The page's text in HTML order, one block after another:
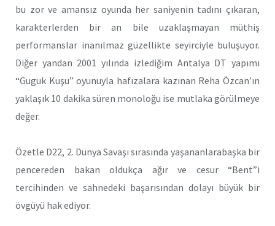
bu zor ve amansız oyunda her saniyenin tadını çıkaran,
karakterlerden bir an bile uzaklaşmayan müthiş
performanslar inanılmaz güzellikte seyirciyle buluşuyor.
Diğer yandan 2001 yılında izlediğim Antalya DT yapımı
“Guguk Kuşu” oyunuyla hafızalara kazınan Reha Özcan’ın
yaklaşık 10 dakika süren monoloğu ise mutlaka görülmeye
değer.
Özetle D22, 2. Dünya Savaşı sırasında yaşananlarabaşka bir
pencereden bakan oldukça ağır ve cesur “Bent”i
tercihinden ve sahnedeki başarısından dolayı büyük bir
övgüyü hak ediyor.